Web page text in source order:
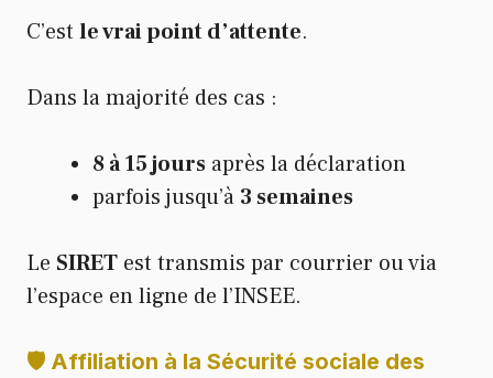
C’est le vrai point d’attente.
Dans la majorité des cas :
8 à 15 jours après la déclaration
parfois jusqu’à 3 semaines
Le SIRET est transmis par courrier ou via
l’espace en ligne de l’INSEE.
🛡️ Affiliation à la Sécurité sociale des